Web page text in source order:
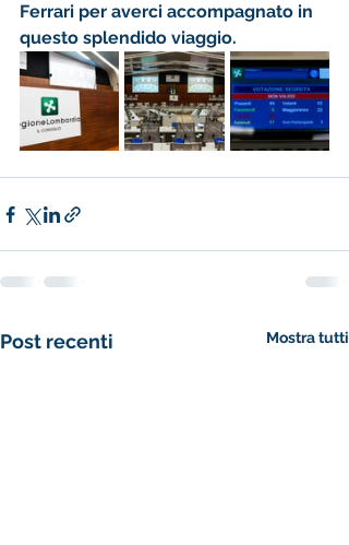
Ferrari per averci accompagnato in
questo splendido viaggio.
Post recenti Mostra tutti